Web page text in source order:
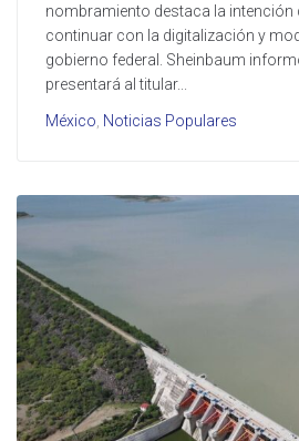
nombramiento destaca la intención
continuar con la digitalización y
gobierno federal. Sheinbaum
presentará al titular...
México Noticias Populares